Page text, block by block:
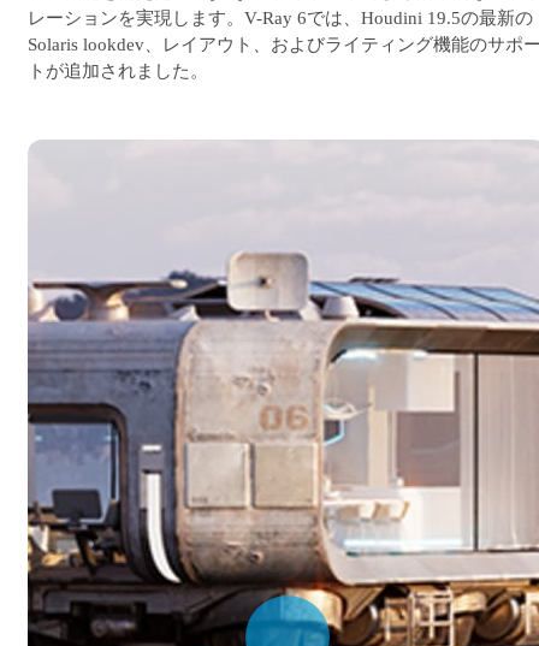
レーションを実現します。V-Ray 6では、Houdini 19.5の最新の
Solaris lookdev、レイアウト、およびライティング機能のサポ
トが追加されました。